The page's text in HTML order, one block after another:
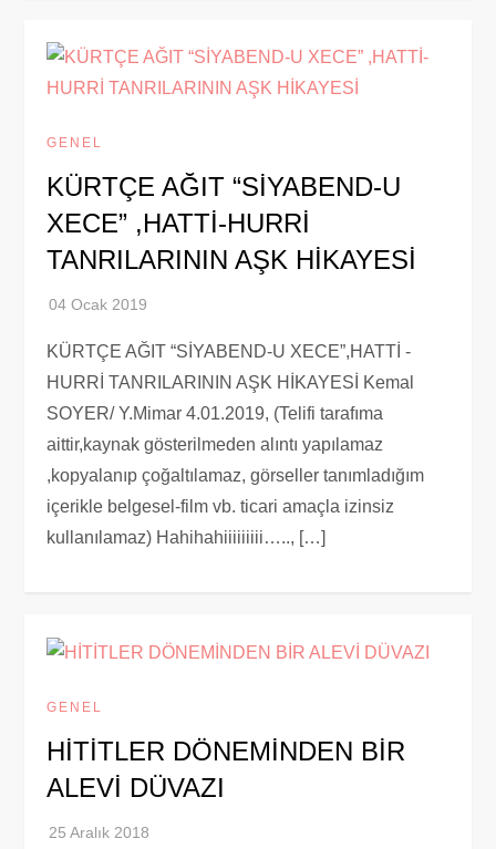
GENEL
KÜRTÇE AĞIT “SİYABEND-U
XECE” ,HATTİ-HURRİ
TANRILARININ AŞK HİKAYESİ
KÜRTÇE AĞIT “SİYABEND-U XECE”,HATTİ -
HURRİ TANRILARININ AŞK HİKAYESİ Kemal
SOYER/ Y.Mimar 4.01.2019, (Telifi tarafıma
aittir,kaynak gösterilmeden alıntı yapılamaz
,kopyalanıp çoğaltılamaz, görseller tanımladığım
içerikle belgesel-film vb. ticari amaçla izinsiz
kullanılamaz) Hahihahiiiiiiiii….., […]
GENEL
HİTİTLER DÖNEMİNDEN BİR
ALEVİ DÜVAZI